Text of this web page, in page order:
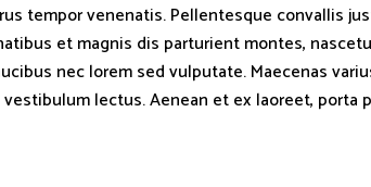
tempor venenatis. Pellentesque convallis
et magnis dis parturient montes,
nec lorem sed vulputate. Maecenas
lectus. Aenean et ex laoreet, porta